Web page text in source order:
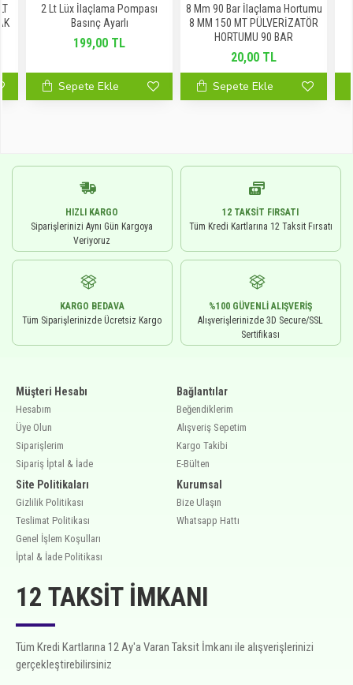
2 Lt Lüx İlaçlama Pompası
Basınç Ayarlı
199,00 TL
Sepete Ekle
8 Mm 90 Bar İlaçlama Hortumu
8 MM 150 MT PÜLVERİZATÖR
HORTUMU 90 BAR
20,00 TL
Sepete Ekle
HIZLI KARGO
Siparişlerinizi Aynı Gün Kargoya
Veriyoruz
12 TAKSIT FIRSATI
Tüm Kredi Kartlarına 12 Taksit Fırsatı
KARGO BEDAVA
Tüm Siparişlerinizde Ücretsiz Kargo
%100 GÜVENLI ALIŞVERIŞ
Alışverişlerinizde 3D Secure/SSL
Sertifikası
Müşteri Hesabı
Hesabım
Üye Olun
Siparişlerim
Sipariş İptal & İade
Site Politikaları
Gizlilik Politikası
Teslimat Politikası
Genel İşlem Koşulları
İptal & İade Politikası
Bağlantılar
Beğendiklerim
Alışveriş Sepetim
Kargo Takibi
E-Bülten
Kurumsal
Bize Ulaşın
Whatsapp Hattı
12 TAKSIT İMKANI
Tüm Kredi Kartlarına 12 Ay'a Varan Taksit İmkanı ile alışverişlerinizi
gerçekleştirebilirsiniz